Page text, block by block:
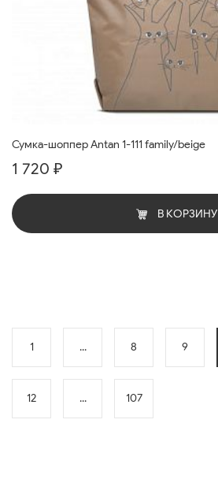
Сумка-шоппер Antan 1-111 family/beige
1 720 ₽
В КОРЗИНУ
1 ... 8 9
12 ... 107